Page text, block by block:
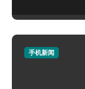
手机新闻